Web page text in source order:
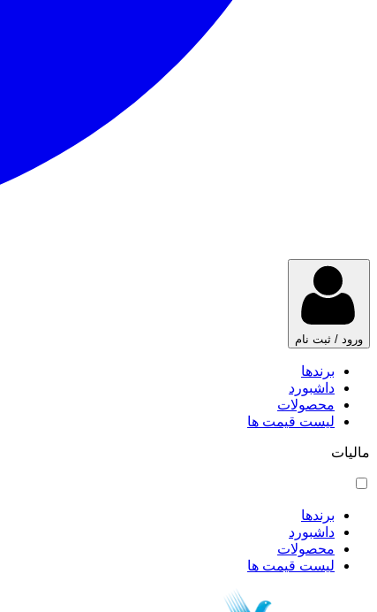
ورود / ثبت نام
برندها
داشبورد
محصولات
لیست قیمت ها
مالیات
برندها
داشبورد
محصولات
لیست قیمت ها